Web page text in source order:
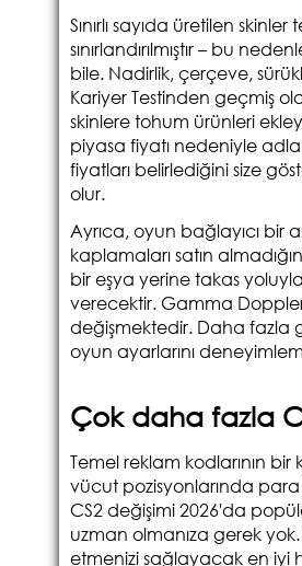
Sınırlı sayıda üretilen
sınırlandırılmıştır – bu
bile. Nadirlik, çerçeve,
Kariyer Testinden geçmiş
skinlere tohum ürünleri
piyasa fiyatı nedeniyle
fiyatları belirlediğini size
olur.
Ayrıca, oyun bağlayıcı bir
kaplamaları satın
bir eşya yerine takas
verecektir. Gamma
değişmektedir. Daha fazla
oyun ayarlarını
Çok daha fazla
Temel reklam kodlarının bir
vücut pozisyonlarında para
CS2 değişimi 2026'da
uzman olmanıza gerek
etmenizi sağlayacak en iyi